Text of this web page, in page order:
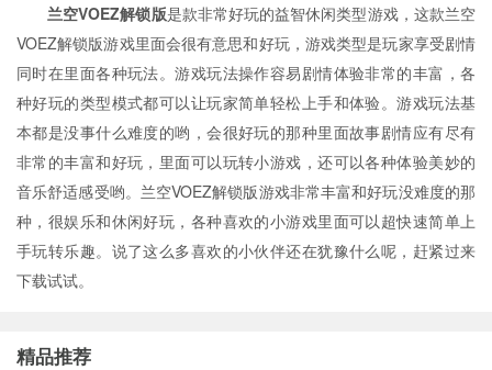
兰空VOEZ解锁版是款非常好玩的益智休闲类型游戏，这款兰空
VOEZ解锁版游戏里面会很有意思和好玩，游戏类型是玩家享受剧情
同时在里面各种玩法。游戏玩法操作容易剧情体验非常的丰富，各
种好玩的类型模式都可以让玩家简单轻松上手和体验。游戏玩法基
本都是没事什么难度的哟，会很好玩的那种里面故事剧情应有尽有
非常的丰富和好玩，里面可以玩转小游戏，还可以各种体验美妙的
音乐舒适感受哟。兰空VOEZ解锁版游戏非常丰富和好玩没难度的那
种，很娱乐和休闲好玩，各种喜欢的小游戏里面可以超快速简单上
手玩转乐趣。说了这么多喜欢的小伙伴还在犹豫什么呢，赶紧过来
下载试试。
精品推荐